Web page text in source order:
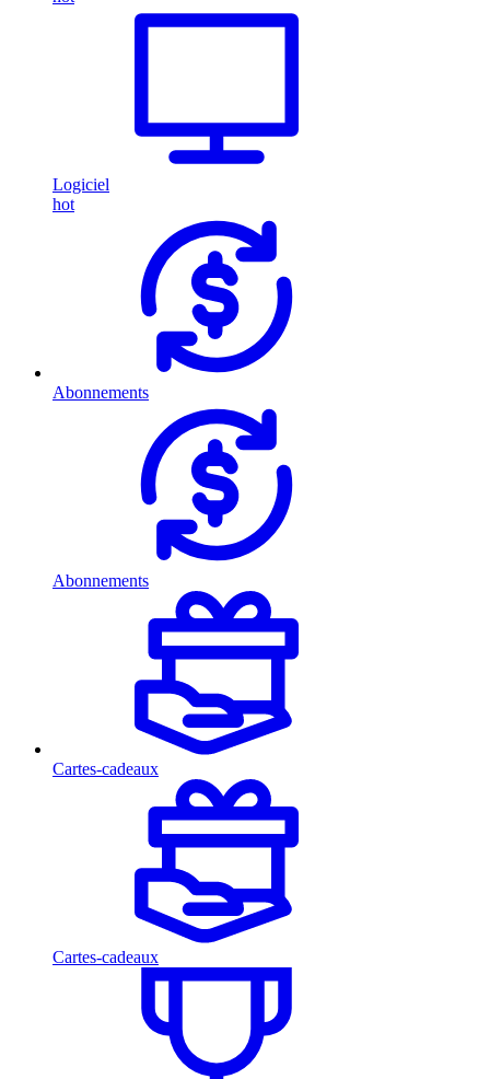
Logiciel
hot
Abonnements
Abonnements
Cartes-cadeaux
Cartes-cadeaux